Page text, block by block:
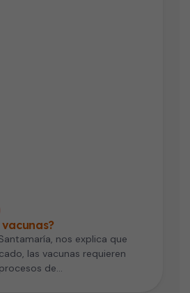
nos explica que
las vacunas requieren
de…